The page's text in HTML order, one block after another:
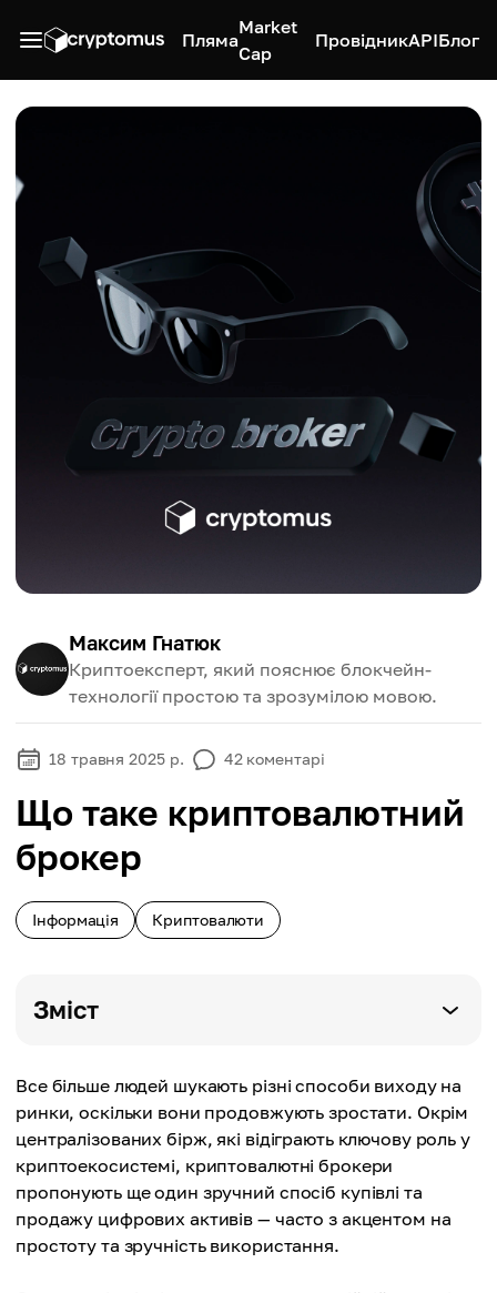
Пляма
Market
Cap
ПровідникAPIБлог
Максим Гнатюк
Криптоексперт, який пояснює блокчейн-
технології простою та зрозумілою мовою.
18 травня 2025 р. 42 коментарі
Що таке криптовалютний
брокер
Інформація Криптовалюти
Зміст
Все більше людей шукають різні способи виходу на
ринки, оскільки вони продовжують зростати. Окрім
централізованих бірж, які відіграють ключову роль у
криптоекосистемі, криптовалютні брокери
пропонують ще один зручний спосіб купівлі та
продажу цифрових активів — часто з акцентом на
простоту та зручність використання.